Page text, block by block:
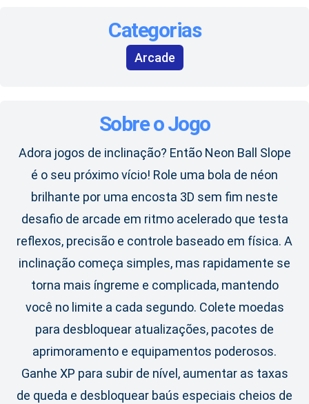
Categorias
Arcade
Sobre o Jogo
Adora jogos de inclinação? Então Neon Ball Slope
é o seu próximo vício! Role uma bola de néon
brilhante por uma encosta 3D sem fim neste
desafio de arcade em ritmo acelerado que testa
reflexos, precisão e controle baseado em física. A
inclinação começa simples, mas rapidamente se
torna mais íngreme e complicada, mantendo
você no limite a cada segundo. Colete moedas
para desbloquear atualizações, pacotes de
aprimoramento e equipamentos poderosos.
Ganhe XP para subir de nível, aumentar as taxas
de queda e desbloquear baús especiais cheios de